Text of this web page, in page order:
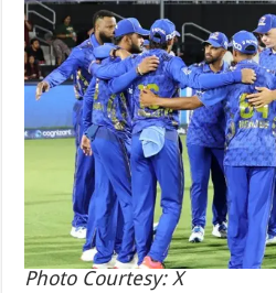
Photo Courtesy: X